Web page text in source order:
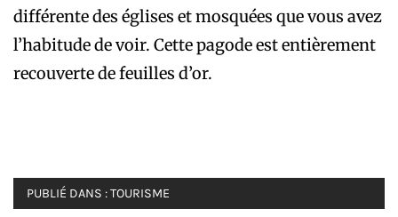
différente des églises et mosquées que vous avez
l’habitude de voir. Cette pagode est entièrement
recouverte de feuilles d’or.
PUBLIÉ DANS :TOURISME